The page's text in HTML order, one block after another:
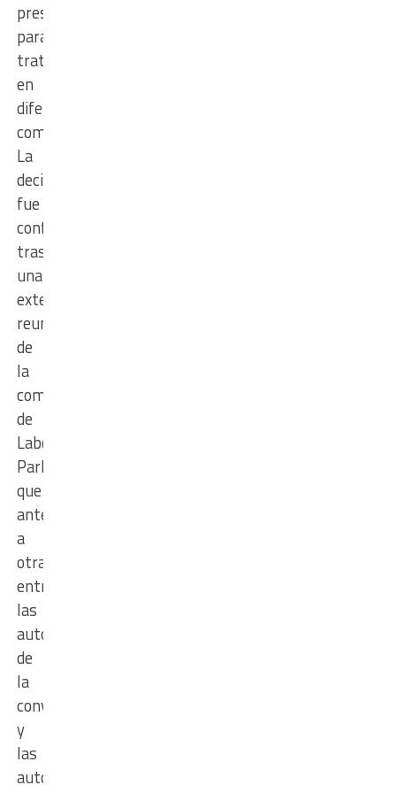
presentados
para
tratar
en
diferentes
comisiones.
La
decisión
fue
confirmada
tras
una
extensa
reunión
de
la
comisión
de
Labor
Parlamentaria
que
antecedió
a
otra
entre
las
autoridades
de
la
convención
y
las
autoridades